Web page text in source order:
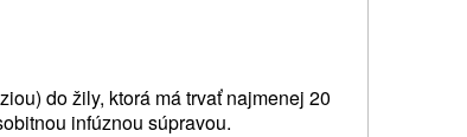
do žily, ktorá má trvať najmenej 20
infúznou súpravou.